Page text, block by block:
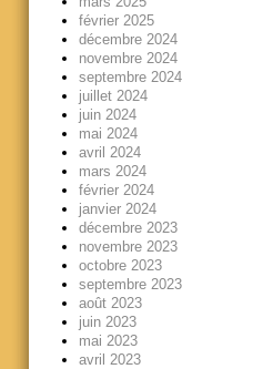
février 2025
décembre 2024
novembre 2024
septembre 2024
juillet 2024
juin 2024
mai 2024
avril 2024
mars 2024
février 2024
janvier 2024
décembre 2023
novembre 2023
octobre 2023
septembre 2023
août 2023
juin 2023
mai 2023
avril 2023